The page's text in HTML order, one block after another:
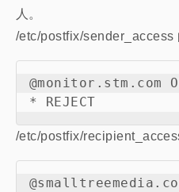
人。
/etc/postfix/sender_access
@monitor.stm.com
/etc/postfix/